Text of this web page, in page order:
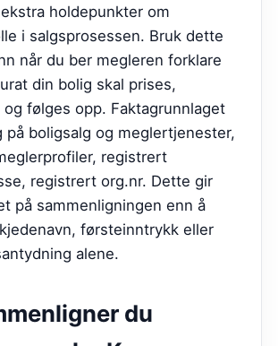
holdepunkter om
i salgsprosessen. Bruk dette
når du ber megleren forklare
din bolig skal prises,
følges opp. Faktagrunnlaget
boligsalg og meglertjenester,
registrert
registrert org.nr. Dette gir
på sammenligningen enn å
førsteinntrykk eller
alene.
du